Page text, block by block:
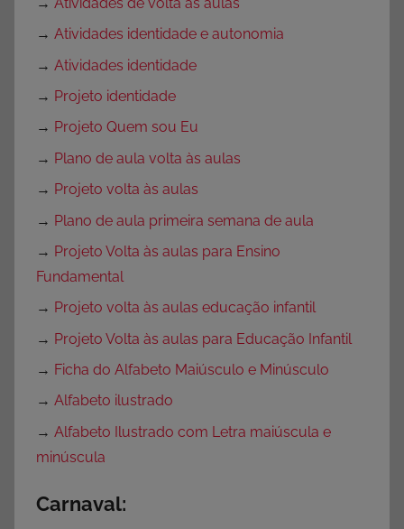
→ Atividades identidade e autonomia
→ Atividades identidade
→ Projeto identidade
→ Projeto Quem sou Eu
→ Plano de aula volta às aulas
→ Projeto volta às aulas
→ Plano de aula primeira semana de aula
→ Projeto Volta às aulas para Ensino
Fundamental
→ Projeto volta às aulas educação infantil
→ Projeto Volta às aulas para Educação Infantil
→ Ficha do Alfabeto Maiúsculo e Minúsculo
→ Alfabeto ilustrado
→ Alfabeto Ilustrado com Letra maiúscula e
minúscula
Carnaval: